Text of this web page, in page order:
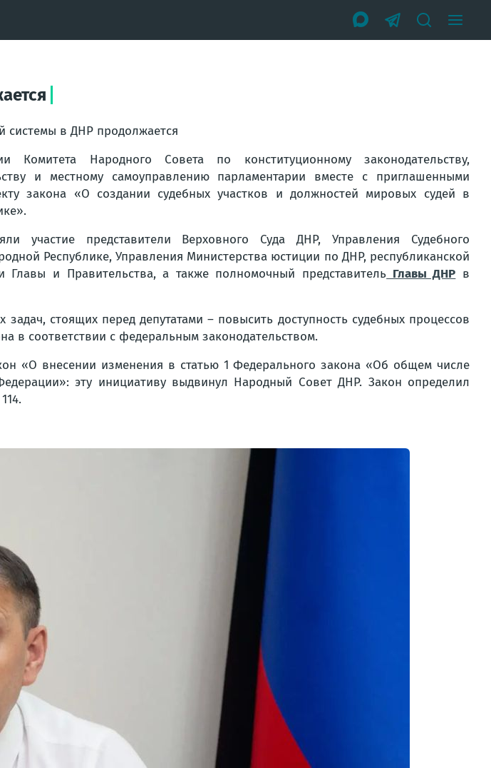
системы в ДНР продолжается
Комитета Народного Совета по конституционному законодательству,
и местному самоуправлению парламентарии вместе с приглашенными
закона «О создании судебных участков и должностей мировых судей в
участие представители Верховного Суда ДНР, Управления Судебного
Республике, Управления Министерства юстиции по ДНР, республиканской
Главы и Правительства, а также полномочный представитель Главы ДНР в
задач, стоящих перед депутатами – повысить доступность судебных процессов
в соответствии с федеральным законодательством.
«О внесении изменения в статью 1 Федерального закона «Об общем числе
эту инициативу выдвинул Народный Совет ДНР. Закон определил